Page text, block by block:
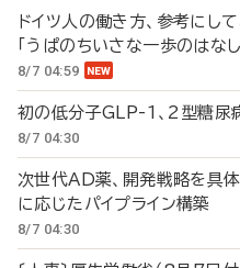
ドイツ人の働き方、参考
「うぱのちいさな一歩のはなし
8/7 04:59
初の低分子GLP-1、2型糖尿
8/7 04:30
次世代AD薬、開発戦略を具
に応じたパイプライン構築
8/7 04:30